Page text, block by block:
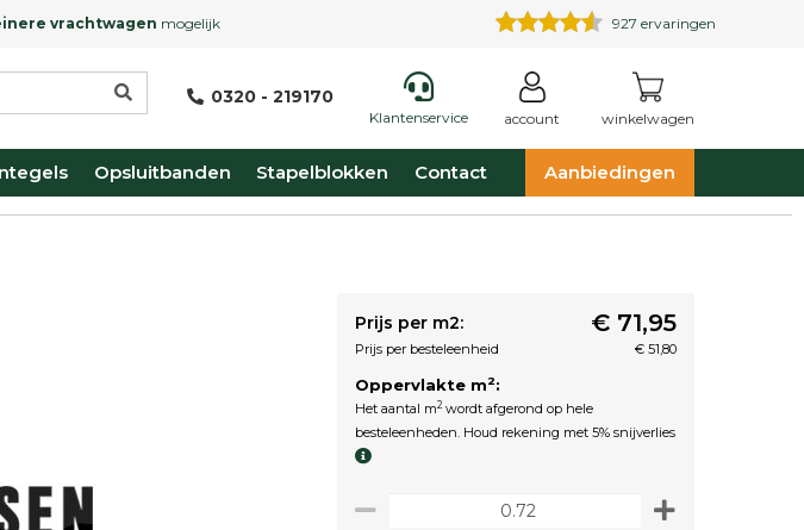
vrachtwagen mogelijk 927 ervaringen
0320 - 219170
Klantenservice account winkelwagen
Opsluitbanden Stapelblokken Contact Aanbiedingen
Prijs per m2: € 71,95
Prijs per besteleenheid € 51,80
Oppervlakte m2:
Het aantal m2 wordt afgerond op hele
besteleenheden. Houd rekening met 5% snijverlies